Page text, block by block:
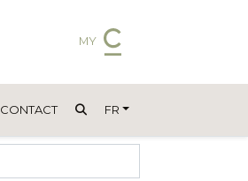
MY
CONTACT FR